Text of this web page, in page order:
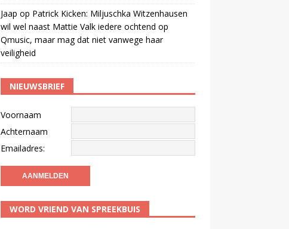
Jaap op Patrick Kicken: Miljuschka Witzenhausen
wil wel naast Mattie Valk iedere ochtend op
Qmusic, maar mag dat niet vanwege haar
veiligheid
NIEUWSBRIEF
Voornaam
Achternaam
Emailadres:
WORD VRIEND VAN SPREEKBUIS